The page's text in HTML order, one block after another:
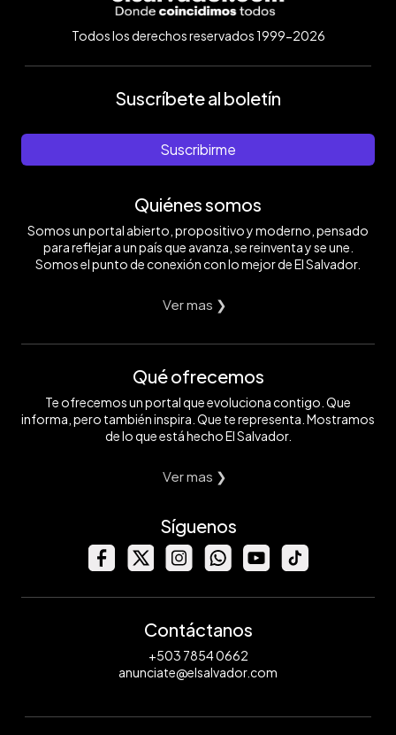
Todos los derechos reservados 1999-2026
Suscríbete al boletín
Suscribirme
Quiénes somos
Somos un portal abierto, propositivo y moderno, pensado
para reflejar a un país que avanza, se reinventa y se une.
Somos el punto de conexión con lo mejor de El Salvador.
Ver mas ❯
Qué ofrecemos
Te ofrecemos un portal que evoluciona contigo. Que
informa, pero también inspira. Que te representa. Mostramos
de lo que está hecho El Salvador.
Ver mas ❯
Síguenos
Contáctanos
+503 7854 0662
anunciate@elsalvador.com